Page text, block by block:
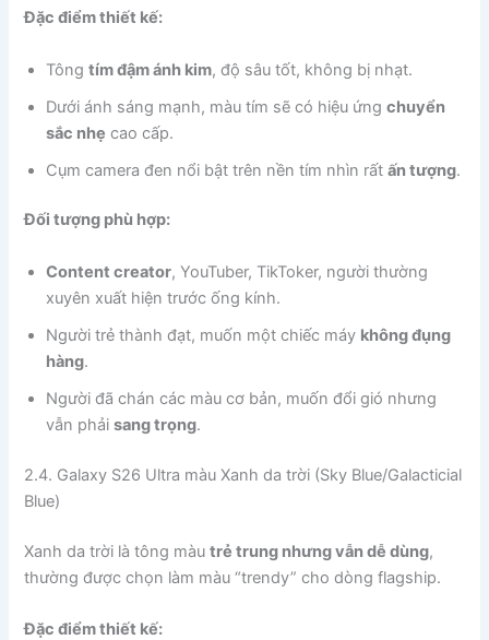
Đặc điểm thiết kế:
Tôngtím đậm ánh kim, độ sâu tốt, không bị nhạt.
Dưới ánh sáng mạnh, màu tím sẽ có hiệu ứngchuyển
sắc nhẹ cao cấp.
Cụm camera đen nổi bật trên nền tím nhìn rấtấn tượng.
Đối tượng phù hợp:
Content creator, YouTuber, TikToker, người thường
xuyên xuất hiện trước ống kính.
Người trẻ thành đạt, muốn một chiếc máy không đụng
hàng.
Người đã chán các màu cơ bản, muốn đổi gió nhưng
vẫn phảisang trọng.
2.4. Galaxy S26 Ultra màu Xanh da trời (Sky Blue/Galacticial
Blue)
Xanh da trời là tông màutrẻ trung nhưng vẫn dễ dùng,
thường được chọn làm màu “trendy” cho dòng flagship.
Đặc điểm thiết kế: